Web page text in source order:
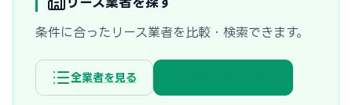
条件に合ったリース業者を比較・検索できます。
全業者を見る